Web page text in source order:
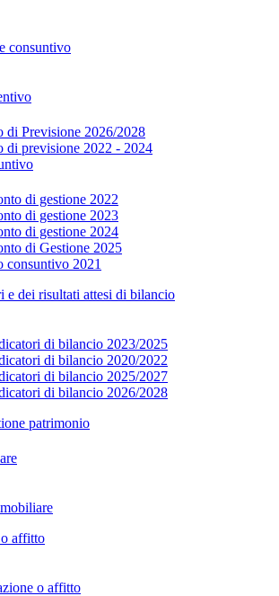
consuntivo
di Previsione 2026/2028
di previsione 2022 - 2024
di gestione 2022
di gestione 2023
di gestione 2024
di Gestione 2025
consuntivo 2021
e dei risultati attesi di bilancio
di bilancio 2023/2025
di bilancio 2020/2022
di bilancio 2025/2027
di bilancio 2026/2028
patrimonio
affitto
o affitto